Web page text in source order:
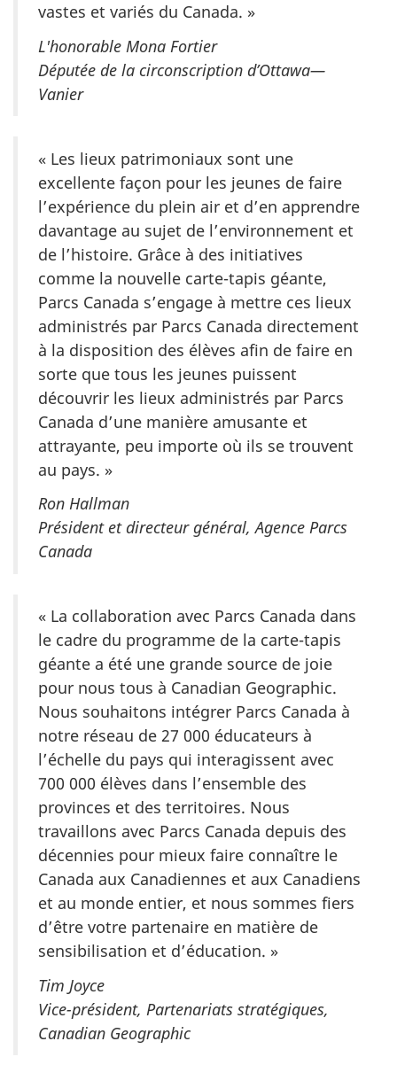
vastes et variés du Canada. »
L'honorable Mona Fortier
Députée de la circonscription d’Ottawa—
Vanier
« Les lieux patrimoniaux sont une
excellente façon pour les jeunes de faire
l’expérience du plein air et d’en apprendre
davantage au sujet de l’environnement et
de l’histoire. Grâce à des initiatives
comme la nouvelle carte-tapis géante,
Parcs Canada s’engage à mettre ces lieux
administrés par Parcs Canada directement
à la disposition des élèves afin de faire en
sorte que tous les jeunes puissent
découvrir les lieux administrés par Parcs
Canada d’une manière amusante et
attrayante, peu importe où ils se trouvent
au pays. »
Ron Hallman
Président et directeur général, Agence Parcs
Canada
« La collaboration avec Parcs Canada dans
le cadre du programme de la carte-tapis
géante a été une grande source de joie
pour nous tous à Canadian Geographic.
Nous souhaitons intégrer Parcs Canada à
notre réseau de 27 000 éducateurs à
l’échelle du pays qui interagissent avec
700 000 élèves dans l’ensemble des
provinces et des territoires. Nous
travaillons avec Parcs Canada depuis des
décennies pour mieux faire connaître le
Canada aux Canadiennes et aux Canadiens
et au monde entier, et nous sommes fiers
d’être votre partenaire en matière de
sensibilisation et d’éducation. »
Tim Joyce
Vice-président, Partenariats stratégiques,
Canadian Geographic